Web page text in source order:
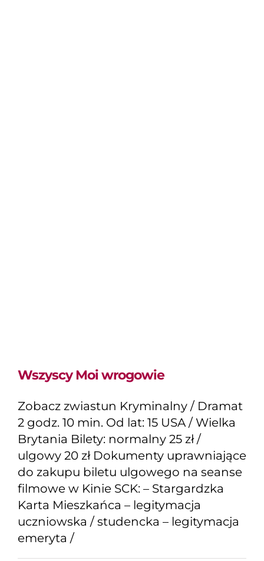
Wszyscy Moi wrogowie
Zobacz zwiastun Kryminalny / Dramat
2 godz. 10 min. Od lat: 15 USA / Wielka
Brytania Bilety: normalny 25 zł /
ulgowy 20 zł Dokumenty uprawniające
do zakupu biletu ulgowego na seanse
filmowe w Kinie SCK: – Stargardzka
Karta Mieszkańca – legitymacja
uczniowska / studencka – legitymacja
emeryta /